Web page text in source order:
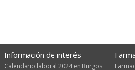
Información de interés
Calendario laboral 2024 en Burgos